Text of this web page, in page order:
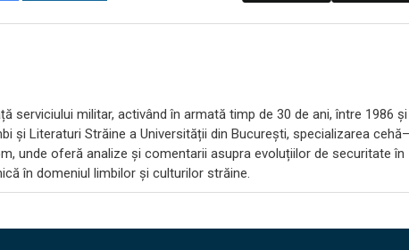
serviciului militar, activând în armată timp de 30 de ani, între 1986 și
și Literaturi Străine a Universității din București, specializarea cehă–
unde oferă analize și comentarii asupra evoluțiilor de securitate în
în domeniul limbilor și culturilor străine.